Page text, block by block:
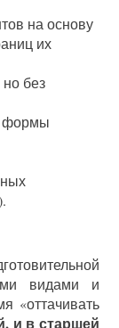
на основу
их
без
формы
видами и
«оттачивать
и в старшей